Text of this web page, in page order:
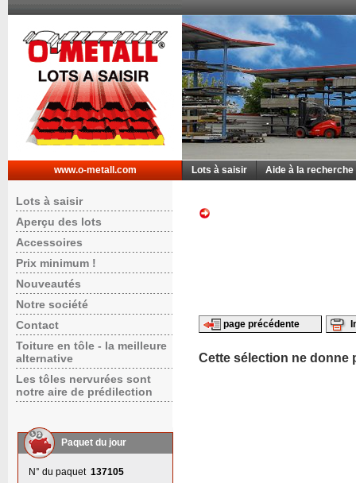
www.o-metall.com Lots à saisir Aide à la recherche
Lots à saisir
Aperçu des lots
Accessoires
Prix minimum !
Nouveautés
Notre société
Contact
Toiture en tôle - la meilleure
alternative
Les tôles nervurées sont
notre aire de prédilection
Paquet du jour
N° du paquet 137105
page précédente
Cette sélection ne donne